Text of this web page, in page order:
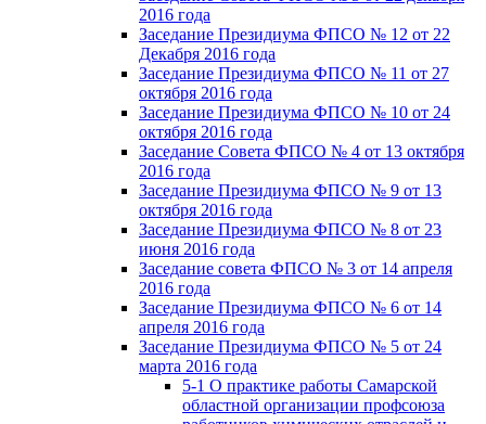
2016 года
Заседание Президиума ФПСО № 12 от 22
Декабря 2016 года
Заседание Президиума ФПСО № 11 от 27
октября 2016 года
Заседание Президиума ФПСО № 10 от 24
октября 2016 года
Заседание Совета ФПСО № 4 от 13 октября
2016 года
Заседание Президиума ФПСО № 9 от 13
октября 2016 года
Заседание Президиума ФПСО № 8 от 23
июня 2016 года
Заседание совета ФПСО № 3 от 14 апреля
2016 года
Заседание Президиума ФПСО № 6 от 14
апреля 2016 года
Заседание Президиума ФПСО № 5 от 24
марта 2016 года
5-1 О практике работы Самарской
областной организации профсоюза